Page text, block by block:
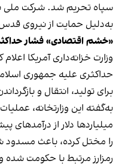
به‌دلیل حمایت از نیروی
«خشم اقتصادی» فشار
وزارت خزانه‌داری آمریکا
حداکثری علیه جمهوری
برای تولید، انتقال و
به‌گفته این وزارتخانه،
میلیاردها دلار از
را مختل کرده، باعث مسدود
رمزارز مرتبط با حکومت شده